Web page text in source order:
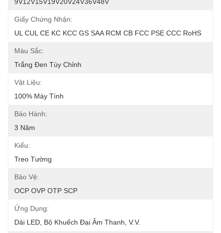
Giấy Chứng Nhận:
UL CUL CE KC KCC GS SAA RCM CB FCC PSE CCC RoHS
Màu Sắc:
Trắng Đen Tùy Chỉnh
Vật Liệu:
100% Máy Tính
Bảo Hành:
3 Năm
Kiểu:
Treo Tường
Bảo Vệ:
OCP OVP OTP SCP
Ứng Dụng:
Dải LED, Bộ Khuếch Đại Âm Thanh, V.v.